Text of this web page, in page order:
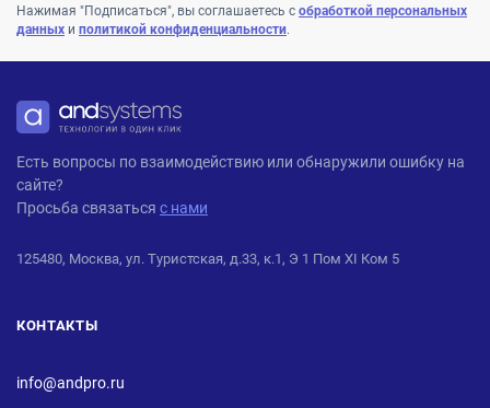
Нажимая "Подписаться", вы соглашаетесь с обработкой персональных
данных и политикой конфиденциальности.
ANDPRO
Есть вопросы по взаимодействию или обнаружили ошибку на
сайте?
Просьба связаться с нами
125480, Москва, ул. Туристская, д.33, к.1, Э 1 Пом XI Ком 5
КОНТАКТЫ
info@andpro.ru